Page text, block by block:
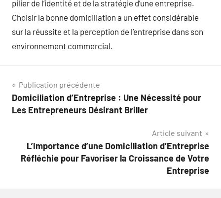
pilier de l’identité et de la stratégie d’une entreprise.
Choisir la bonne domiciliation a un effet considérable
sur la réussite et la perception de l’entreprise dans son
environnement commercial.
Navigation
de
Publication précédente
Domiciliation d’Entreprise : Une Nécessité pour
Les Entrepreneurs Désirant Briller
Article suivant
L’Importance d’une Domiciliation d’Entreprise
Réfléchie pour Favoriser la Croissance de Votre
Entreprise